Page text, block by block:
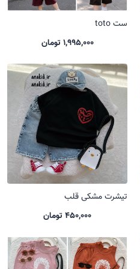
ست toto
1,995,000 تومان
تیشرت مشکی قلب
450,000 تومان